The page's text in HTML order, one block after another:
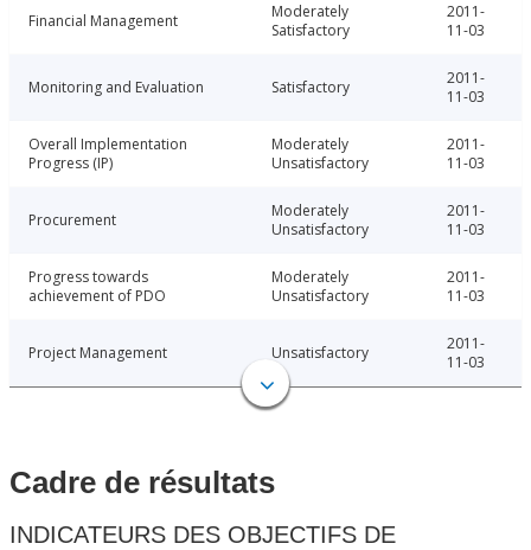
Financial Management
Moderately
Satisfactory
2011-
11-03
Monitoring and Evaluation Satisfactory
2011-
11-03
Overall Implementation
Progress (IP)
Moderately
Unsatisfactory
2011-
11-03
Procurement
Moderately
Unsatisfactory
2011-
11-03
Progress towards
achievement of PDO
Moderately
Unsatisfactory
2011-
11-03
Project Management Unsatisfactory
2011-
11-03
Cadre de résultats
INDICATEURS DES OBJECTIFS DE